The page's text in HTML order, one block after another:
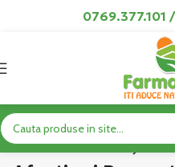
0769.377.101
AntiOxidanti,